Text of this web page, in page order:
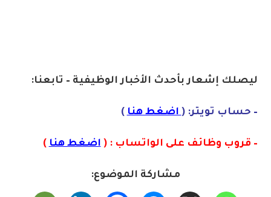
ليصلك إشعار بأحدث الأخبار الوظيفية – تابعنا:
– حساب تويتر: ( اضغط هنا )
– قروب وظائف على الواتساب : ( اضغط هنا )
مشاركة الموضوع: